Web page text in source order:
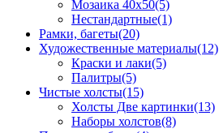
Мозаика 40x50(5)
Нестандартные(1)
Рамки, багеты(20)
Художественные материалы(12)
Краски и лаки(5)
Палитры(5)
Чистые холсты(15)
Холсты Две картинки(13)
Наборы холстов(8)